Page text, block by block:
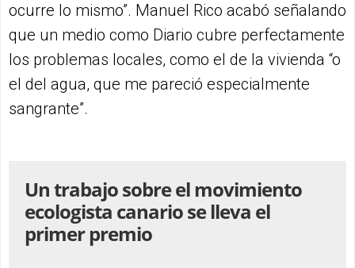
ocurre lo mismo”. Manuel Rico acabó señalando
que un medio como Diario cubre perfectamente
los problemas locales, como el de la vivienda “o
el del agua, que me pareció especialmente
sangrante”.
Un trabajo sobre el movimiento
ecologista canario se lleva el
primer premio